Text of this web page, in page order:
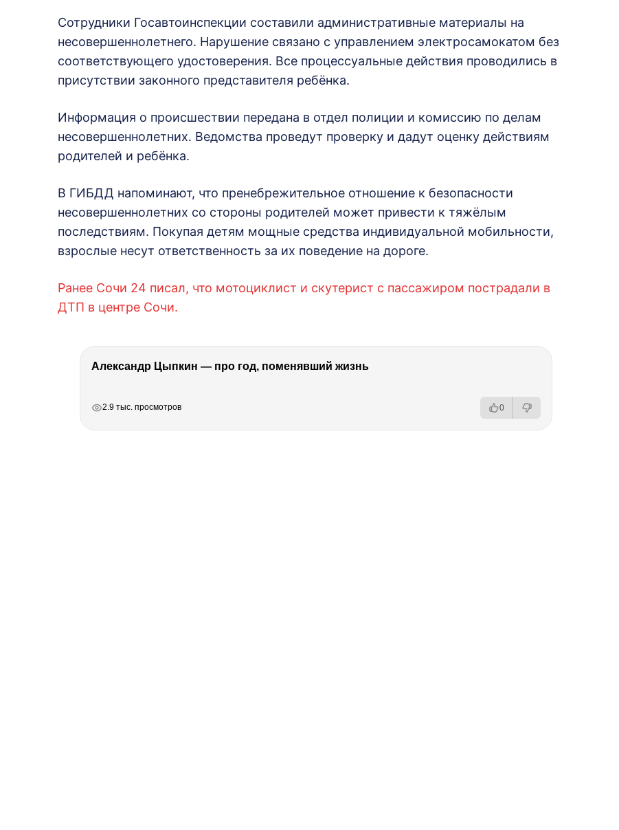
Сотрудники Госавтоинспекции составили административные материалы на
несовершеннолетнего. Нарушение связано с управлением электросамокатом без
соответствующего удостоверения. Все процессуальные действия проводились в
присутствии законного представителя ребёнка.
Информация о происшествии передана в отдел полиции и комиссию по делам
несовершеннолетних. Ведомства проведут проверку и дадут оценку действиям
родителей и ребёнка.
В ГИБДД напоминают, что пренебрежительное отношение к безопасности
несовершеннолетних со стороны родителей может привести к тяжёлым
последствиям. Покупая детям мощные средства индивидуальной мобильности,
взрослые несут ответственность за их поведение на дороге.
Ранее Сочи 24 писал, что мотоциклист и скутерист с пассажиром пострадали в
ДТП в центре Сочи.
Александр Цыпкин — про год, поменявший жизнь
2.9 тыс. просмотров 0